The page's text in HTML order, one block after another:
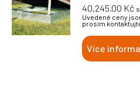
40,245.00 Kč
Uvedené ceny
prosím
Více